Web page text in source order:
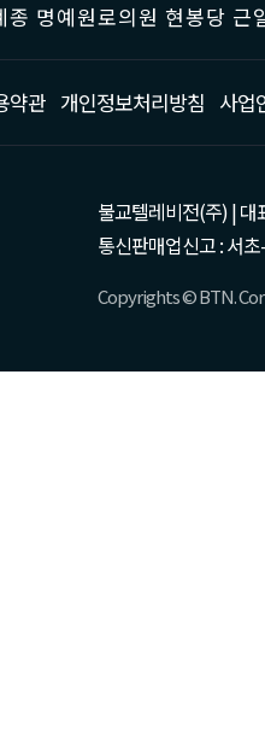
종 명예원로의원 현봉당
약관 개인정보처리방침 사업
불교텔레비전(주) | 대
통신판매업신고 : 서
Copyrights © BTN.